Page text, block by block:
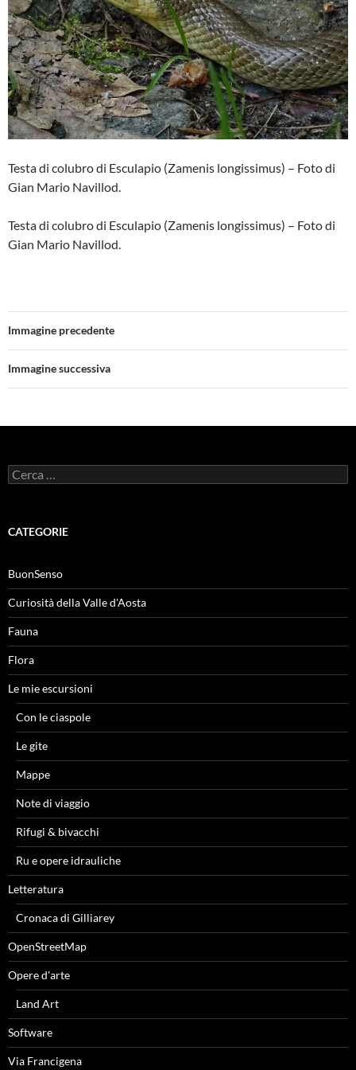
Testa di colubro di Esculapio (Zamenis longissimus) – Foto di
Gian Mario Navillod.
Testa di colubro di Esculapio (Zamenis longissimus) – Foto di
Gian Mario Navillod.
Immagine precedente
Immagine successiva
Ricerca
per:
CATEGORIE
BuonSenso
Curiosità della Valle d'Aosta
Fauna
Flora
Le mie escursioni
Con le ciaspole
Le gite
Mappe
Note di viaggio
Rifugi & bivacchi
Ru e opere idrauliche
Letteratura
Cronaca di Gilliarey
OpenStreetMap
Opere d'arte
Land Art
Software
Via Francigena